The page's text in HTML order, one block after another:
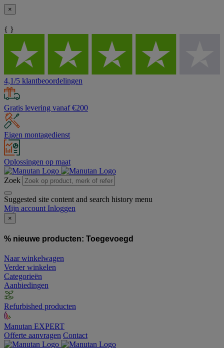
×
{ }
4,1/5 klantbeoordelingen
Gratis levering vanaf €200
Eigen montagedienst
Oplossingen op maat
Zoek
Suggested site content and search history menu
Mijn account Inloggen
×
% nieuwe producten: Toegevoegd
Naar winkelwagen
Verder winkelen
Categorieën
Aanbiedingen
Refurbished producten
Manutan EXPERT
Offerte aanvragen Contact